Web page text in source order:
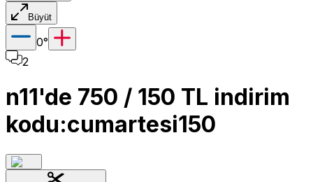
Büyüt
0°
2
n11'de 750 / 150 TL indirim
kodu:cumartesi150